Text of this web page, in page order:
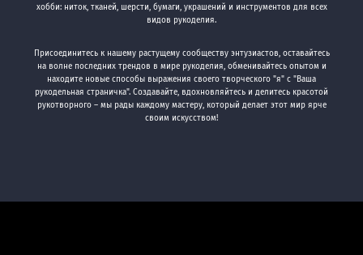
хобби: ниток, тканей, шерсти, бумаги, украшений и инструментов для всех
видов рукоделия.
Присоединитесь к нашему растущему сообществу энтузиастов, оставайтесь
на волне последних трендов в мире рукоделия, обменивайтесь опытом и
находите новые способы выражения своего творческого "я" с "Ваша
рукодельная страничка". Создавайте, вдохновляйтесь и делитесь красотой
рукотворного – мы рады каждому мастеру, который делает этот мир ярче
своим искусством!